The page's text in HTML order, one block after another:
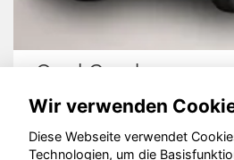
Opel Combo
Wir verwenden
Diese Webseite verwendet
Technologien, um die